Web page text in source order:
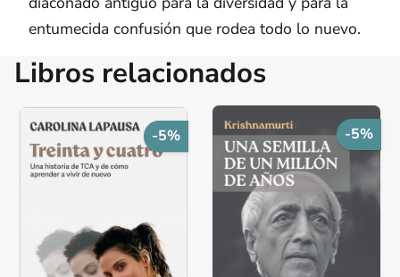
entumecida confusión que rodea todo lo nuevo.
Libros relacionados
-5% -5%